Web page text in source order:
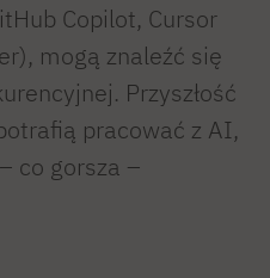
Copilot, Cursor
mogą znaleźć się
Przyszłość
pracować z AI,
co gorsza –